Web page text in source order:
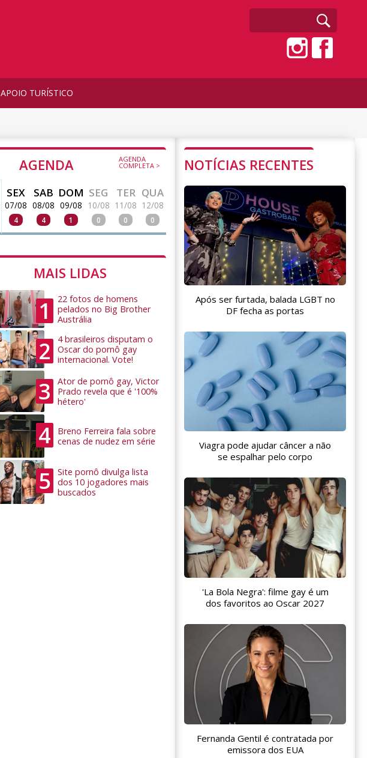
APOIO TURÍSTICO
AGENDA AGENDA
COMPLETA >
SEX
07/08
4
SAB
08/08
4
DOM
09/08
1
SEG
10/08
0
TER
11/08
0
QUA
12/08
0
MAIS LIDAS
1
22 fotos de homens
pelados no Big Brother
Austrália
2
4 brasileiros disputam o
Oscar do pornô gay
internacional. Vote!
3
Ator de pornô gay, Victor
Prado revela que é '100%
hétero'
4
Breno Ferreira fala sobre
cenas de nudez em série
5
Site pornô divulga lista
dos 10 jogadores mais
buscados
NOTÍCIAS RECENTES
Após ser furtada, balada LGBT no
DF fecha as portas
Viagra pode ajudar câncer a não
se espalhar pelo corpo
'La Bola Negra': filme gay é um
dos favoritos ao Oscar 2027
Fernanda Gentil é contratada por
emissora dos EUA